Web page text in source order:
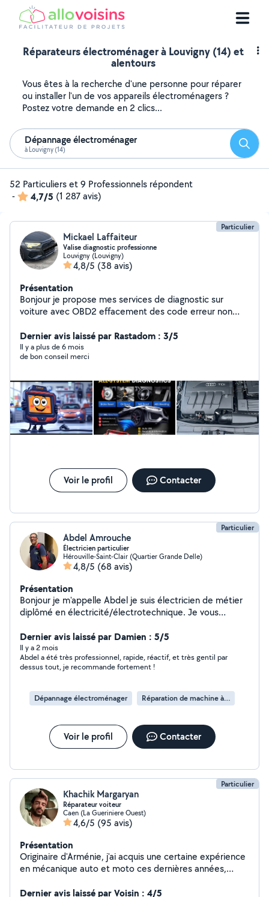
Réparateurs électroménager à Louvigny (14) et
alentours
Vous êtes à la recherche d'une personne pour réparer
ou installer l'un de vos appareils électroménagers ?
Postez votre demande en 2 clics...
Dépannage électroménager
à Louvigny (14)
52 Particuliers et 9 Professionnels répondent
-
4,7/5 (1 287 avis)
Particulier
Mickael Laffaiteur
Valise diagnostic professionne
Louvigny (Louvigny)
4,8/5 (38 avis)
Présentation
Bonjour je propose mes services de diagnostic sur
voiture avec OBD2 effacement des code erreur non
contrôle ou avant achat et vente de véhicules.
Dernier avis laissé par Rastadom : 3/5
Il y a plus de 6 mois
de bon conseil merci
Voir le profil Contacter
Particulier
Abdel Amrouche
Électricien particulier
Hérouville-Saint-Clair (Quartier Grande Delle)
4,8/5 (68 avis)
Présentation
Bonjour je m'appelle Abdel je suis électricien de métier
diplômé en électricité/électrotechnique. Je vous
bricolage et en électricité tout type de travaux,
dépannage et installation rénovation reparation
électroménager,mécanique ,plomberie ,bricolages, ,
Dernier avis laissé par Damien : 5/5
Il y a 2 mois
Abdel a été très professionnel, rapide, réactif, et très gentil par
dessus tout, je recommande fortement !
Dépannage électroménager Réparation de machine à laver
Voir le profil Contacter
Particulier
Khachik Margaryan
Réparateur voiteur
Caen (La Gueriniere Ouest)
4,6/5 (95 avis)
Présentation
Originaire d'Arménie, j'ai acquis une certaine expérience
en mécanique auto et moto ces dernières années,
répare également tout type d'outils, perceuse,
Dernier avis laissé par Voisin : 4/5